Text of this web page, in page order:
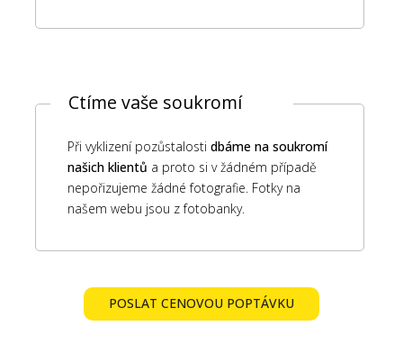
Ctíme vaše soukromí
Při vyklizení pozůstalosti dbáme na soukromí
našich klientů a proto si v žádném případě
nepořizujeme žádné fotografie. Fotky na
našem webu jsou z fotobanky.
POSLAT CENOVOU POPTÁVKU